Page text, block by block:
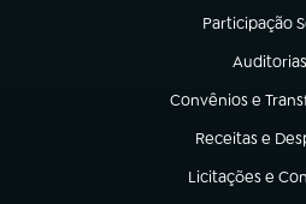
Participação
(abre em
Auditorias
(abre em
Convênios e
(abre em nova
Receitas e
(abre em nova
Licitações e
(abre em nova